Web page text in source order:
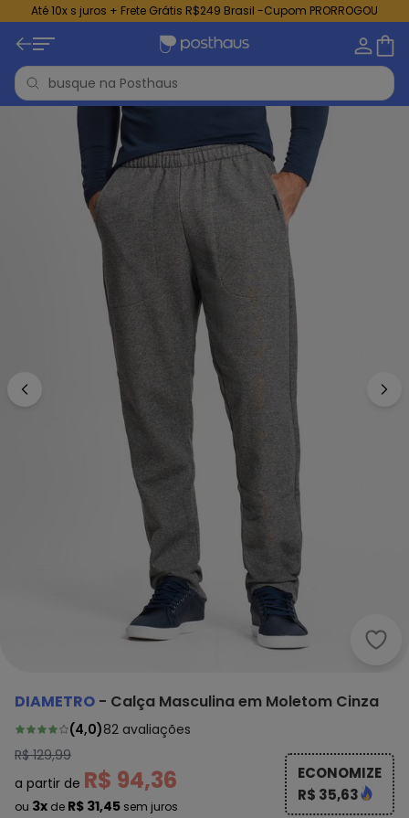
Até 10x s juros + Frete Grátis R$249 Brasil -Cupom PRORROGOU
DIAMETRO - Calça Masculina em Moletom Cinza
(4,0)82 avaliações
R$ 129,99
a partir de R$ 94,36
ou 3x de R$ 31,45 sem juros
ECONOMIZE
R$ 35,63